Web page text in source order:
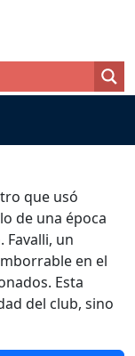
que usó
de una época
un
en el
Esta
del club, sino